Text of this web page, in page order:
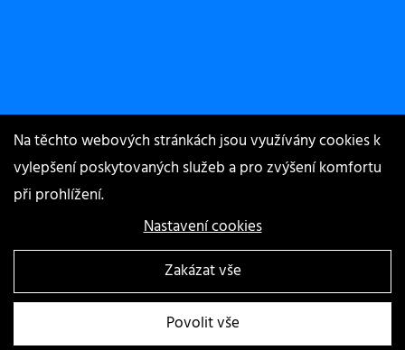
© POPITIMA s.r.o. | Vytvořila digitální agentura4WORKS Solutions|
GDPR Ready
Na těchto webových stránkách jsou využívány cookies k
vylepšení poskytovaných služeb a pro zvýšení komfortu
při prohlížení.
Nastavení cookies
Zakázat vše
Povolit vše